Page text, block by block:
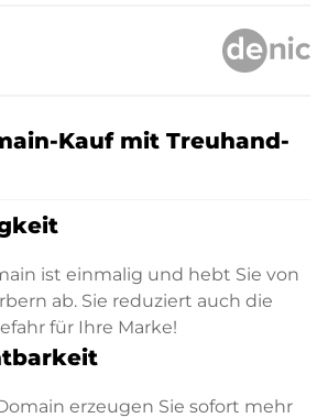
Kauf mit Treuhand-
ist einmalig und hebt Sie von
ab. Sie reduziert auch die
für Ihre Marke!
erzeugen Sie sofort mehr